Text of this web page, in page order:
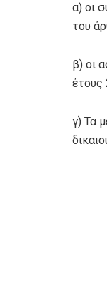
α) οι
του
β) οι
έτους
γ) Τα